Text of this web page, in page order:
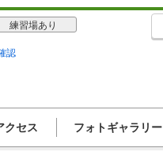
練習場あり
認
クセス フォトギャラリー